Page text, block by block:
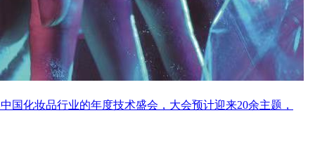
国化妆品行业的年度技术盛会，大会预计迎来20余主题，